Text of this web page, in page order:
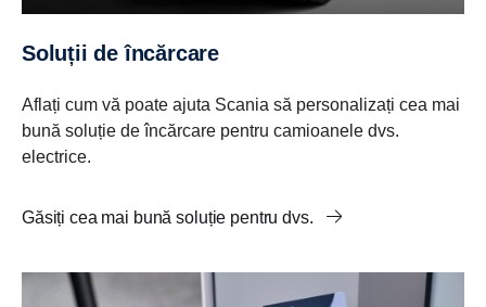
Soluții de încărcare
Aflați cum vă poate ajuta Scania să personalizați cea mai
bună soluție de încărcare pentru camioanele dvs.
electrice.
Găsiți cea mai bună soluție pentru dvs.